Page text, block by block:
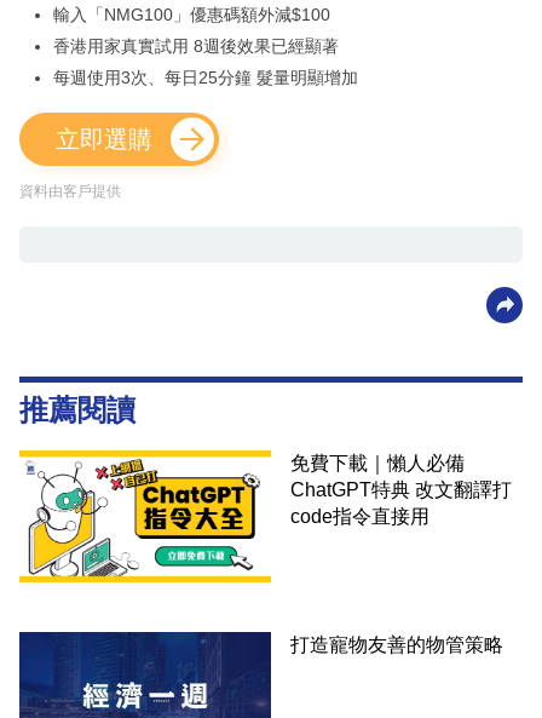
輸入「NMG100」優惠碼額外減$100
香港用家真實試用 8週後效果已經顯著
每週使用3次、每日25分鐘 髮量明顯增加
立即選購
資料由客戶提供
推薦閱讀
免費下載｜懶人必備
ChatGPT特典 改文翻譯打
code指令直接用
打造寵物友善的物管策略